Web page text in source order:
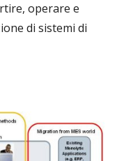
operare e
di sistemi di